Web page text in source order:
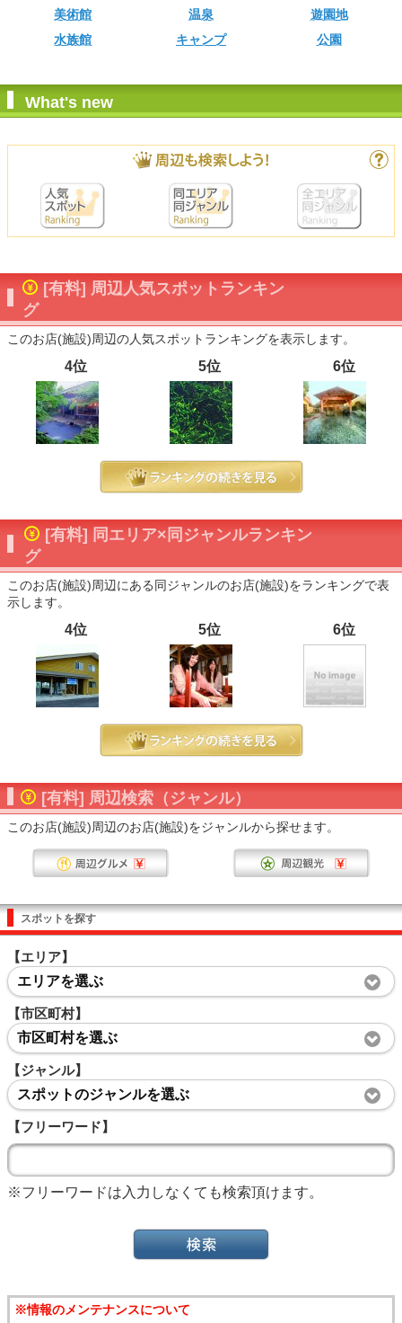
美術館 温泉
遊園地
水族館
キャンプ 公園
What's new
[有料] 周辺人気スポットランキン
グ
このお店(施設)周辺の人気スポットランキングを表示します。
4位 5位 6位
[有料] 同エリア×同ジャンルランキン
グ
このお店(施設)周辺にある同ジャンルのお店(施設)をランキングで表
示します。
4位 5位 6位
[有料] 周辺検索（ジャンル）
このお店(施設)周辺のお店(施設)をジャンルから探せます。
スポットを探す
【エリア】
エリアを選ぶ
【市区町村】
市区町村を選ぶ
【ジャンル】
スポットのジャンルを選ぶ
【フリーワード】
※フリーワードは入力しなくても検索頂けます。
※情報のメンテナンスについて